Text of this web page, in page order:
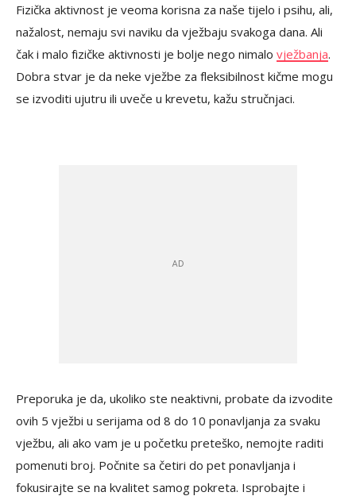
Fizička aktivnost je veoma korisna za naše tijelo i psihu, ali,
nažalost, nemaju svi naviku da vježbaju svakoga dana. Ali
čak i malo fizičke aktivnosti je bolje nego nimalo vježbanja.
Dobra stvar je da neke vježbe za fleksibilnost kičme mogu
se izvoditi ujutru ili uveče u krevetu, kažu stručnjaci.
Preporuka je da, ukoliko ste neaktivni, probate da izvodite
ovih 5 vježbi u serijama od 8 do 10 ponavljanja za svaku
vježbu, ali ako vam je u početku preteško, nemojte raditi
pomenuti broj. Počnite sa četiri do pet ponavljanja i
fokusirajte se na kvalitet samog pokreta. Isprobajte i